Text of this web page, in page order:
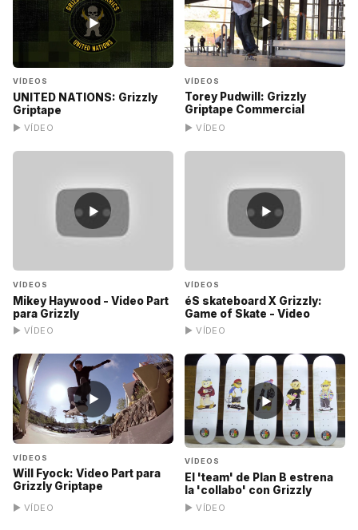
▶
VÍDEOS
UNITED NATIONS: Grizzly
Griptape
▶ VÍDEO
▶
VÍDEOS
Torey Pudwill: Grizzly
Griptape Commercial
▶ VÍDEO
▶
VÍDEOS
Mikey Haywood - Video Part
para Grizzly
▶ VÍDEO
▶
VÍDEOS
éS skateboard X Grizzly:
Game of Skate - Video
▶ VÍDEO
▶
VÍDEOS
Will Fyock: Video Part para
Grizzly Griptape
▶ VÍDEO
▶
VÍDEOS
El 'team' de Plan B estrena
la 'collabo' con Grizzly
▶ VÍDEO